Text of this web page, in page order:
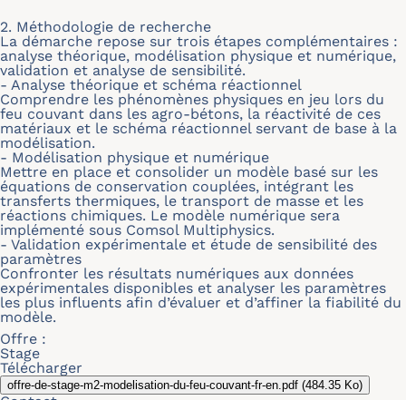
2. Méthodologie de recherche
La démarche repose sur trois étapes complémentaires :
analyse théorique, modélisation physique et numérique,
validation et analyse de sensibilité.
- Analyse théorique et schéma réactionnel
Comprendre les phénomènes physiques en jeu lors du
feu couvant dans les agro-bétons, la réactivité de ces
matériaux et le schéma réactionnel servant de base à la
modélisation.
- Modélisation physique et numérique
Mettre en place et consolider un modèle basé sur les
équations de conservation couplées, intégrant les
transferts thermiques, le transport de masse et les
réactions chimiques. Le modèle numérique sera
implémenté sous Comsol Multiphysics.
- Validation expérimentale et étude de sensibilité des
paramètres
Confronter les résultats numériques aux données
expérimentales disponibles et analyser les paramètres
les plus influents afin d’évaluer et d’affiner la fiabilité du
modèle.
Offre :
Stage
Télécharger
offre-de-stage-m2-modelisation-du-feu-couvant-fr-en.pdf (484.35 Ko)